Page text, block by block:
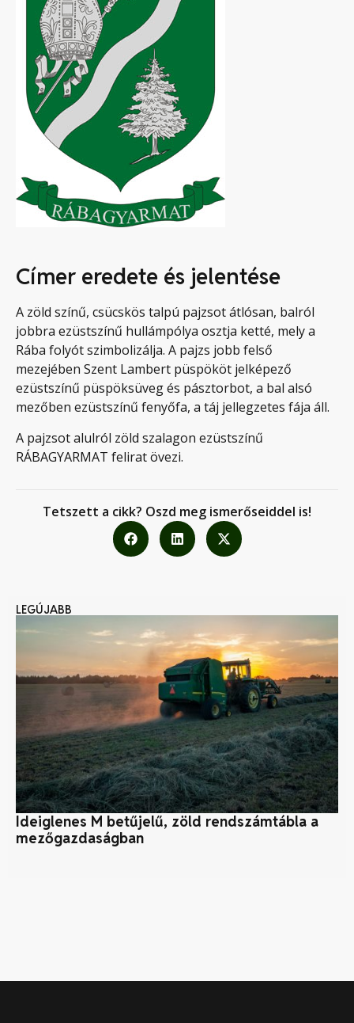
Címer eredete és jelentése
A zöld színű, csücskös talpú pajzsot átlósan, balról
jobbra ezüstszínű hullámpólya osztja ketté, mely a
Rába folyót szimbolizálja. A pajzs jobb felső
mezejében Szent Lambert püspököt jelképező
ezüstszínű püspöksüveg és pásztorbot, a bal alsó
mezőben ezüstszínű fenyőfa, a táj jellegzetes fája áll.
A pajzsot alulról zöld szalagon ezüstszínű
RÁBAGYARMAT felirat övezi.
Tetszett a cikk? Oszd meg ismerőseiddel is!
LEGÚJABB
Ideiglenes M betűjelű, zöld rendszámtábla a
mezőgazdaságban